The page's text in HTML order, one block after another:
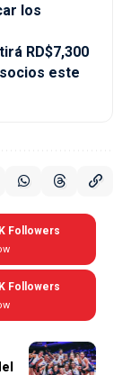
los
RD$7,300
este
Followers
Followers